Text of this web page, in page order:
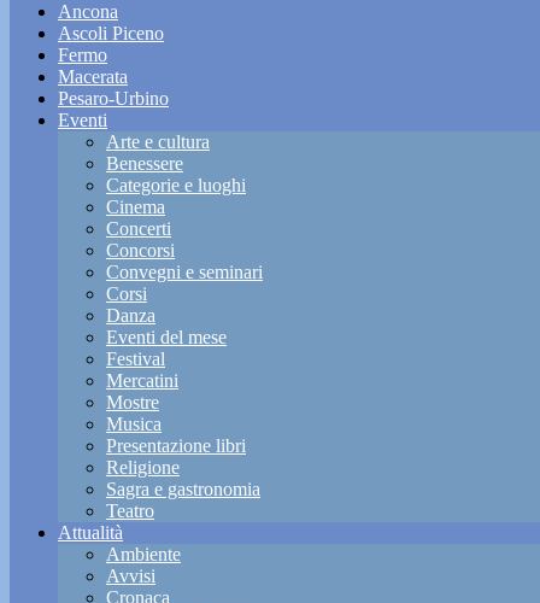
Ancona
Ascoli Piceno
Fermo
Macerata
Pesaro-Urbino
Eventi
Arte e cultura
Benessere
Categorie e luoghi
Cinema
Concerti
Concorsi
Convegni e seminari
Corsi
Danza
Eventi del mese
Festival
Mercatini
Mostre
Musica
Presentazione libri
Religione
Sagra e gastronomia
Teatro
Attualità
Ambiente
Avvisi
Cronaca